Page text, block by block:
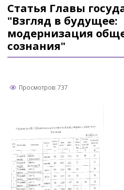
Статья Главы
"Взгляд в будущее:
модернизация
сознания"
Просмотров: 737